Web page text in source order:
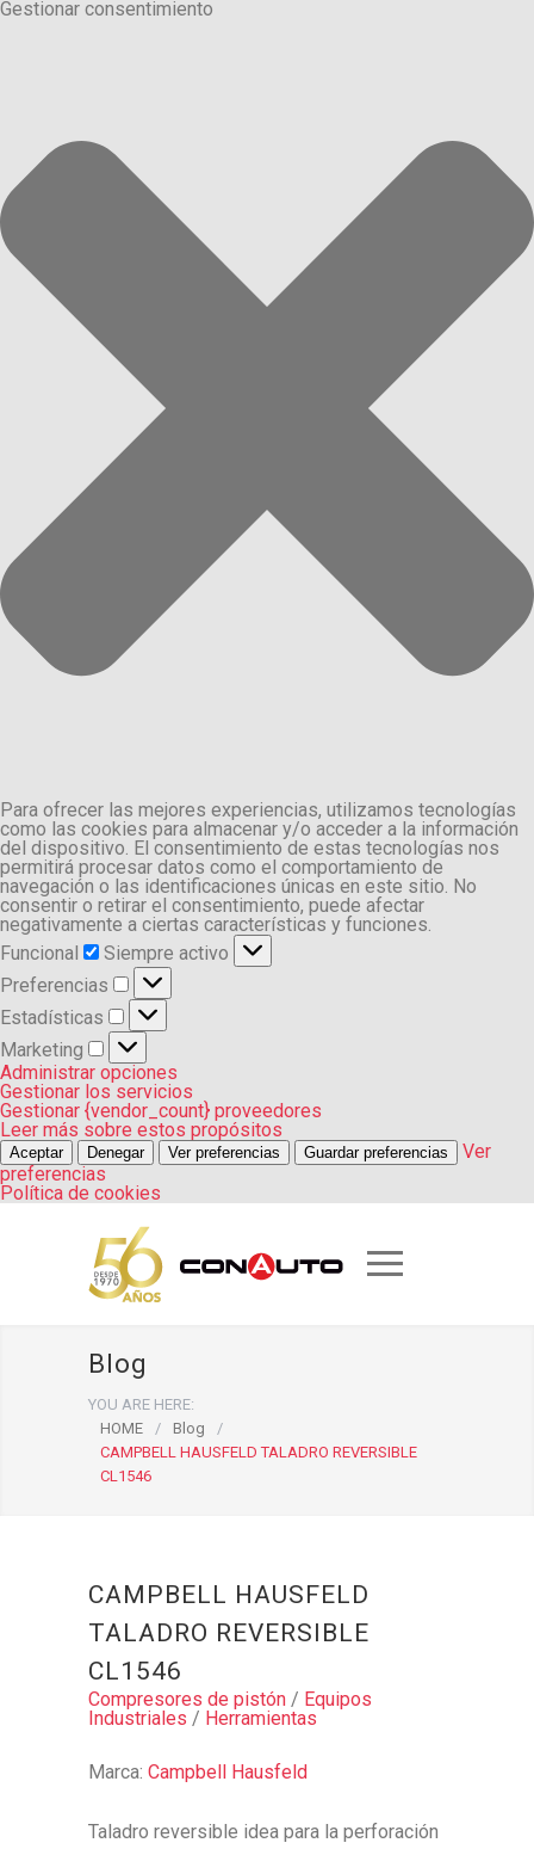
Gestionar consentimiento
Para ofrecer las mejores experiencias, utilizamos tecnologías
como las cookies para almacenar y/o acceder a la información
del dispositivo. El consentimiento de estas tecnologías nos
permitirá procesar datos como el comportamiento de
navegación o las identificaciones únicas en este sitio. No
consentir o retirar el consentimiento, puede afectar
negativamente a ciertas características y funciones.
Funcional
Funcional
Siempre activo
Preferencias
Preferencias
Estadísticas
Estadísticas
Marketing
Marketing
Administrar opciones
Gestionar los servicios
Gestionar {vendor_count} proveedores
Leer más sobre estos propósitos
Aceptar Denegar Ver preferencias Guardar preferencias
Ver
preferencias
Política de cookies
Blog
YOU ARE HERE:
HOME
/ Blog
/
CAMPBELL HAUSFELD TALADRO REVERSIBLE
CL1546
CAMPBELL HAUSFELD
TALADRO REVERSIBLE
CL1546
Compresores de pistón / Equipos
Industriales / Herramientas
Marca: Campbell Hausfeld
Taladro reversible idea para la perforación